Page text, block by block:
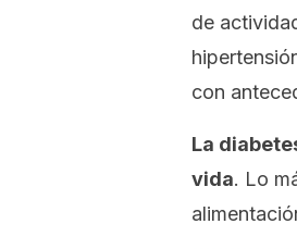
de
con
La
vida. Lo